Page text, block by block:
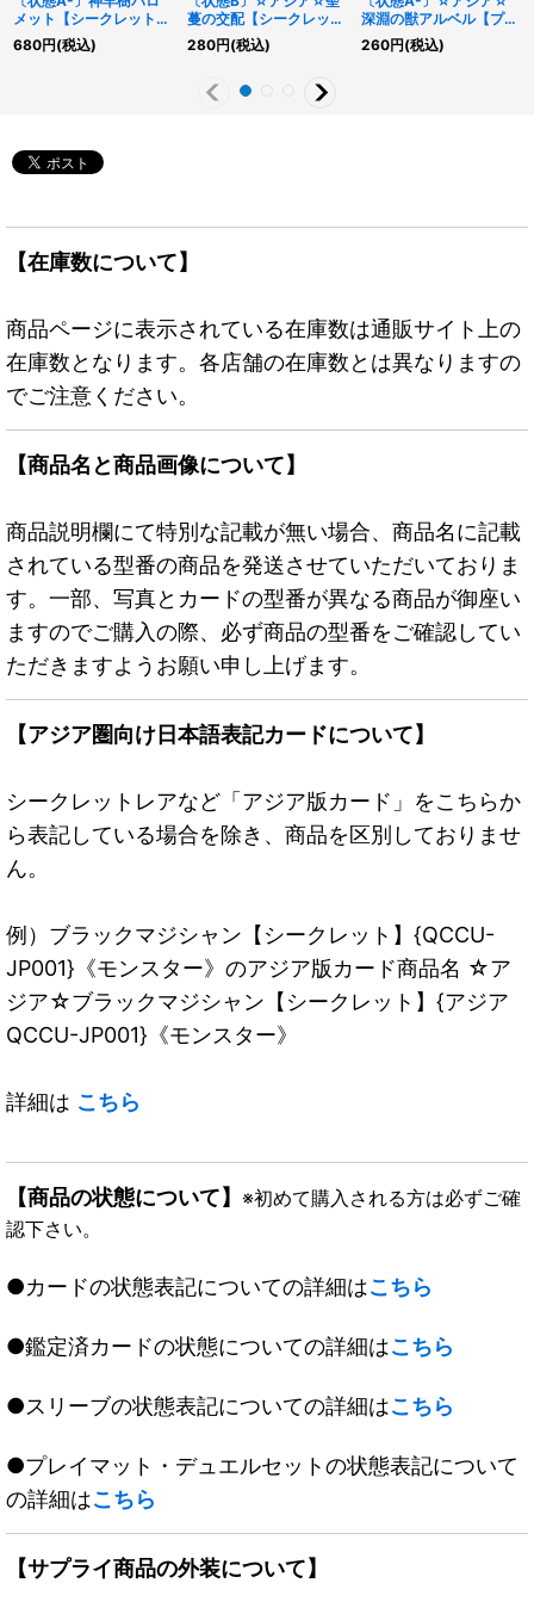
メット【シークレット
SPECIALREDVer.】
{24PP-JP028}《エク
680円(税込)
蔓の交配【シークレッ
ト】{アジア21PP-
JP020}《魔法》
280円(税込)
深淵の獣アルベル【プリ
ズマティックシークレッ
ト】{アジアCYAC-
260円(税込)
【在庫数について】
商品ページに表示されている在庫数は通販サイト上の
在庫数となります。各店舗の在庫数とは異なりますの
でご注意ください。
【商品名と商品画像について】
商品説明欄にて特別な記載が無い場合、商品名に記載
されている型番の商品を発送させていただいておりま
す。一部、写真とカードの型番が異なる商品が御座い
ますのでご購入の際、必ず商品の型番をご確認してい
ただきますようお願い申し上げます。
【アジア圏向け日本語表記カードについて】
シークレットレアなど「アジア版カード」をこちらか
ら表記している場合を除き、商品を区別しておりませ
ん。
例）ブラックマジシャン【シークレット】{QCCU-
JP001}《モンスター》のアジア版カード商品名 ☆ア
ジア☆ブラックマジシャン【シークレット】{アジア
QCCU-JP001}《モンスター》
詳細は こちら
【商品の状態について】 ※初めて購入される方は必ずご確
認下さい。
●カードの状態表記についての詳細はこちら
●鑑定済カードの状態についての詳細はこちら
●スリーブの状態表記についての詳細はこちら
●プレイマット・デュエルセットの状態表記について
の詳細はこちら
【サプライ商品の外装について】